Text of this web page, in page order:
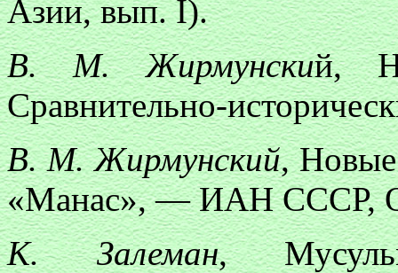
Азии, вып. I).
В. М. Жирмунский,
Сравнительно-
В. М. Жирмунский, Новые
«Манас», — ИАН СССР,
К. Залеман,